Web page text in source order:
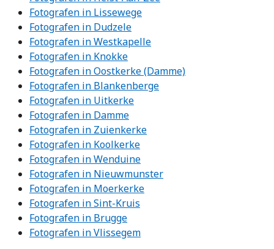
Fotografen in Lissewege
Fotografen in Dudzele
Fotografen in Westkapelle
Fotografen in Knokke
Fotografen in Oostkerke (Damme)
Fotografen in Blankenberge
Fotografen in Uitkerke
Fotografen in Damme
Fotografen in Zuienkerke
Fotografen in Koolkerke
Fotografen in Wenduine
Fotografen in Nieuwmunster
Fotografen in Moerkerke
Fotografen in Sint-Kruis
Fotografen in Brugge
Fotografen in Vlissegem